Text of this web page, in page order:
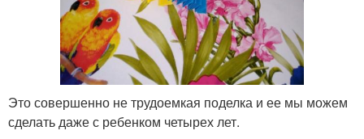
Это совершенно не трудоемкая поделка и ее мы можем
сделать даже с ребенком четырех лет.